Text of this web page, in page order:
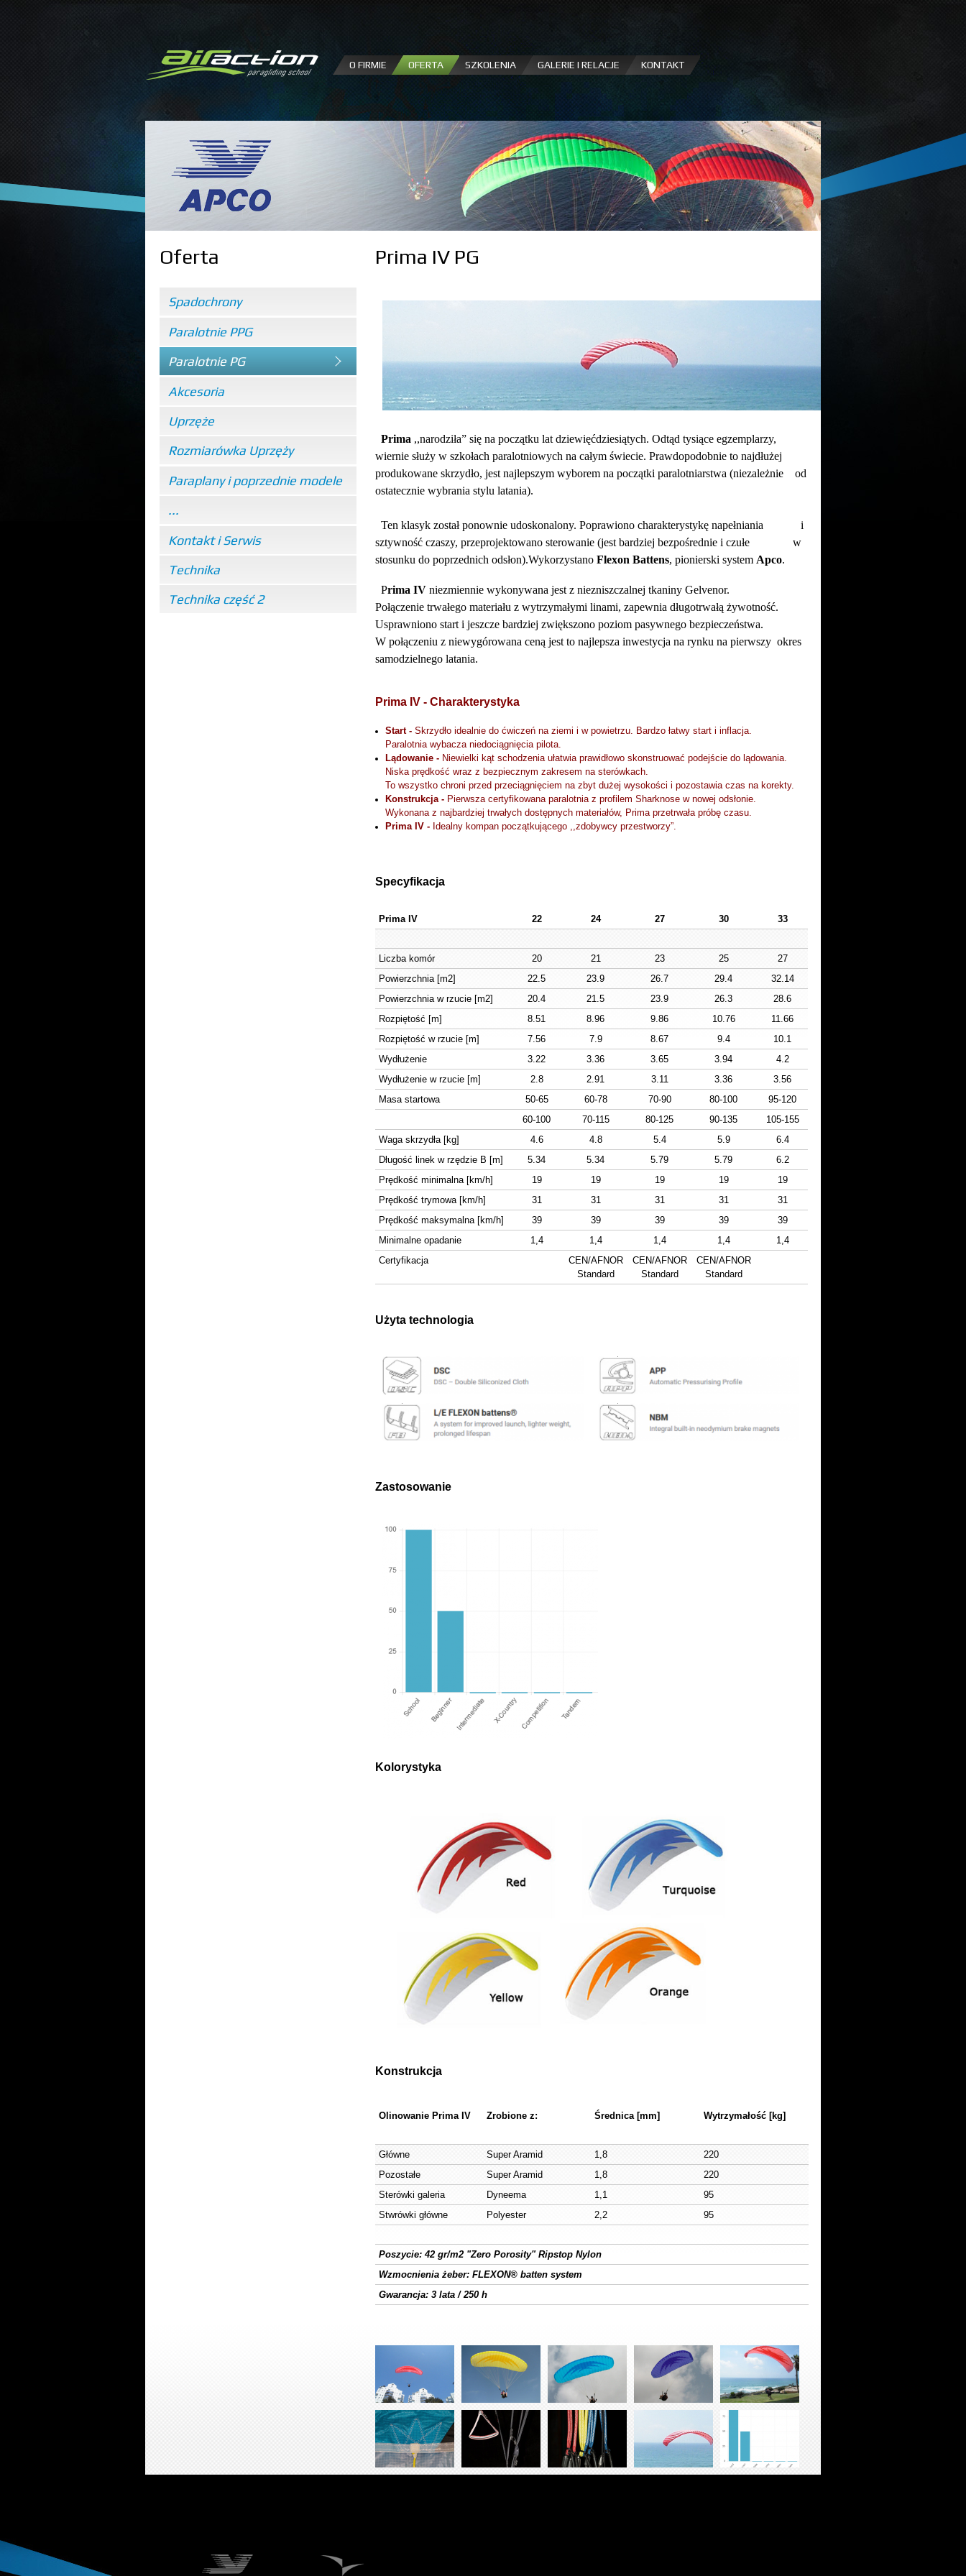
do
O FIRMIE OFERTA SZKOLENIA GALERIE I RELACJE KONTAKT
Oferta
Spadochrony
Paralotnie PPG
Paralotnie PG
Akcesoria
Uprzęże
Rozmiarówka Uprzęży
Paraplany i poprzednie modele
...
Kontakt i Serwis
Technika
Technika część 2
Prima IV PG
Prima ,,narodziła” się na początku lat dziewięćdziesiątych. Odtąd tysiące egzemplarzy,
wiernie służy w szkołach paralotniowych na całym świecie. Prawdopodobnie to najdłużej
produkowane skrzydło, jest najlepszym wyborem na początki paralotniarstwa (niezależnie od
ostatecznie wybrania stylu latania).
Ten klasyk został ponownie udoskonalony. Poprawiono charakterystykę napełniania i
sztywność czaszy, przeprojektowano sterowanie (jest bardziej bezpośrednie i czułe w
stosunku do poprzednich odsłon).Wykorzystano Flexon Battens, pionierski system Apco.
Prima IV niezmiennie wykonywana jest z niezniszczalnej tkaniny Gelvenor.
Połączenie trwałego materiału z wytrzymałymi linami, zapewnia długotrwałą żywotność.
Usprawniono start i jeszcze bardziej zwiększono poziom pasywnego bezpieczeństwa.
W połączeniu z niewygórowana ceną jest to najlepsza inwestycja na rynku na pierwszy okres
samodzielnego latania.
Prima IV - Charakterystyka
Start -Skrzydło idealnie do ćwiczeń na ziemi i w powietrzu. Bardzo łatwy start i inflacja.
Paralotnia wybacza niedociągnięcia pilota.
Lądowanie - Niewielki kąt schodzenia ułatwia prawidłowo skonstruować podejście do lądowania.
Niska prędkość wraz z bezpiecznym zakresem na sterówkach.
To wszystko chroni przed przeciągnięciem na zbyt dużej wysokości i pozostawia czas na korekty.
Konstrukcja - Pierwsza certyfikowana paralotnia z profilem Sharknose w nowej odsłonie.
Wykonana z najbardziej trwałych dostępnych materiałów, Prima przetrwała próbę czasu.
Prima IV - Idealny kompan początkującego ,,zdobywcy przestworzy”.
Specyfikacja
Prima IV 22 24 27 30 33
Liczba komór 20 21 23 25
27
Powierzchnia [m2]
22.5 23.9 26.7 29.4
32.14
Powierzchnia w rzucie [m2]
20.4 21.5 23.9 26.3
28.6
Rozpiętość [m]
8.51 8.96 9.86 10.76
11.66
Rozpiętość w rzucie [m]
7.56 7.9 8.67 9.4
10.1
Wydłużenie
3.22 3.36 3.65 3.94
4.2
Wydłużenie w rzucie [m]
2.8 2.91 3.11 3.36
3.56
Masa startowa
50-65 60-78 70-90 80-100
95-120
60-100
70-115 80-125 90-135
105-155
Waga skrzydła [kg]
4.6 4.8 5.4 5.9
6.4
Długość linek w rzędzie B [m]
5.34 5.34 5.79 5.79
6.2
Prędkość minimalna [km/h]
19 19 19 19
19
Prędkość trymowa [km/h]
31 31 31 31
31
Prędkość maksymalna [km/h]
39 39 39 39
39
Minimalne opadanie
1,4 1,4 1,4 1,4
1,4
Certyfikacja
CEN/AFNOR
Standard
CEN/AFNOR
Standard
CEN/AFNOR
Standard
Użyta technologia
Zastosowanie
Kolorystyka
Konstrukcja
Olinowanie Prima IV Zrobione z: Średnica [mm] Wytrzymałość [kg]
Główne Super Aramid 1,8
220
Pozostałe
Super Aramid 1,8
220
Sterówki galeria
Dyneema 1,1
95
Stwrówki główne
Polyester 2,2 95
Poszycie: 42 gr/m2 "Zero Porosity" Ripstop Nylon
Wzmocnienia żeber: FLEXON® batten system
Gwarancja: 3 lata / 250 h